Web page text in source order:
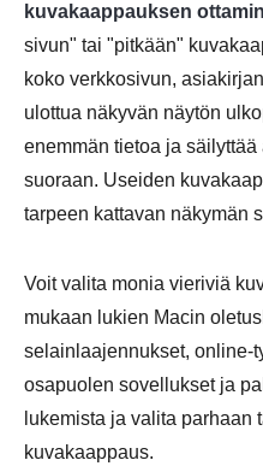
kuvakaappauksen
sivun" tai "pitkään"
koko verkkosivun,
ulottua näkyvän näytön
enemmän tietoa ja
suoraan. Useiden
tarpeen kattavan näkymän
Voit valita monia vieriviä
mukaan lukien Macin
selainlaajennukset, online-
osapuolen sovellukset ja
lukemista ja valita parhaan
kuvakaappaus.